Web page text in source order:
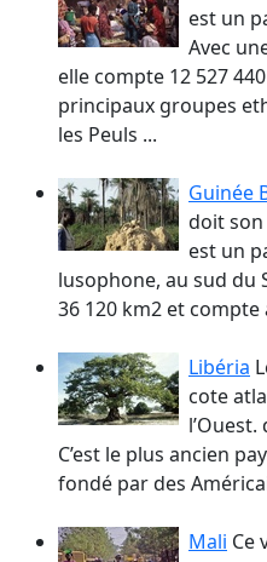
est un
Avec
elle compte 12 527
principaux groupes
les Peuls ...
Guinée
doit son
est un
lusophone, au sud du
36 120 km2 et compte
Libéria
cote
C’est le plus ancien
fondé par des
Mali Ce